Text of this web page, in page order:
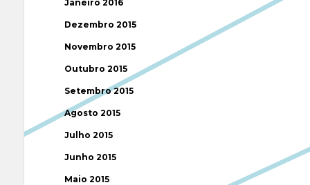
Janeiro 2016
Dezembro 2015
Novembro 2015
Outubro 2015
Setembro 2015
Agosto 2015
Julho 2015
Junho 2015
Maio 2015